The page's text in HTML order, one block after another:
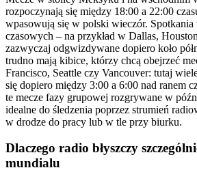
rozpoczynają się między 18:00 a 22:00
wpasowują się w polski wieczór.
czasowych – na przykład w Dallas,
zazwyczaj odgwizdywane dopiero koło
trudno mają kibice, którzy chcą obejrzeć
Francisco, Seattle czy Vancouver: tutaj
się dopiero między 3:00 a 6:00 nad ranem
te mecze fazy grupowej rozgrywane w
idealne do śledzenia poprzez strumień
w drodze do pracy lub w tle przy biurku.
Dlaczego radio błyszczy
mundialu